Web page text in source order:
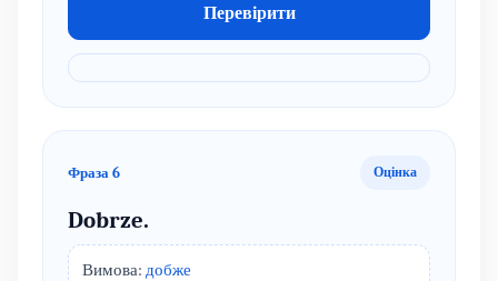
Перевірити
Фраза 6 Оцінка
Dobrze.
Вимова: добже